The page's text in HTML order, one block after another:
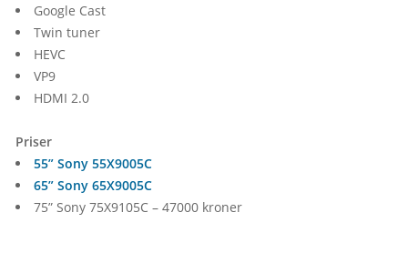
Google Cast
Twin tuner
HEVC
VP9
HDMI 2.0
Priser
55” Sony 55X9005C
65” Sony 65X9005C
75” Sony 75X9105C – 47000 kroner